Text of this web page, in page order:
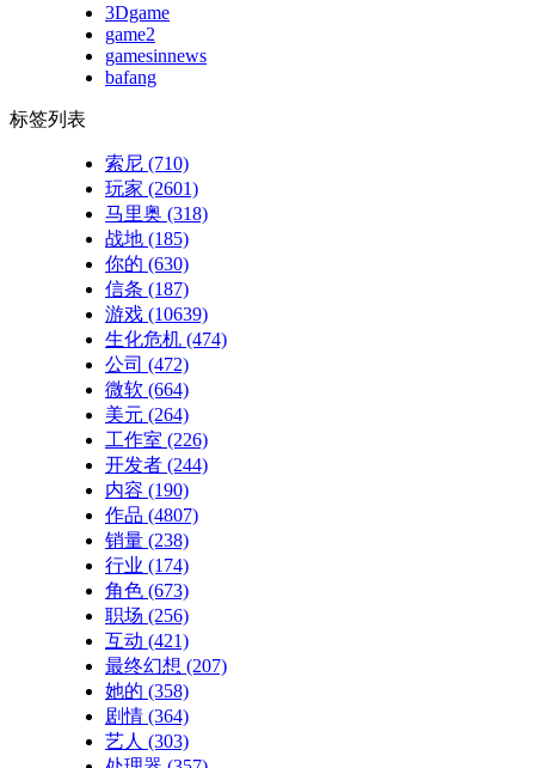
3Dgame
game2
gamesinnews
bafang
标签列表
索尼 (710)
玩家 (2601)
马里奥 (318)
战地 (185)
你的 (630)
信条 (187)
游戏 (10639)
生化危机 (474)
公司 (472)
微软 (664)
美元 (264)
工作室 (226)
开发者 (244)
内容 (190)
作品 (4807)
销量 (238)
行业 (174)
角色 (673)
职场 (256)
互动 (421)
最终幻想 (207)
她的 (358)
剧情 (364)
艺人 (303)